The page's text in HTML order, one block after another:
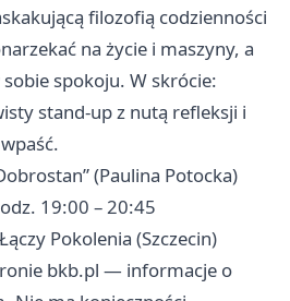
filozofią codzienności
na życie i maszyny, a
spokoju. W skrócie:
stand‑up z nutą refleksji i
(Paulina Potocka)
19:00 – 20:45
Pokolenia (Szczecin)
bkb.pl — informacje o